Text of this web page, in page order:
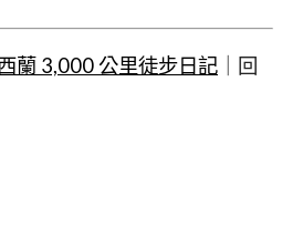
蘭 3,000 公里徒步日記 ｜回